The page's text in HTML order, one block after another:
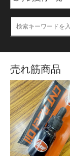
売れ筋商品